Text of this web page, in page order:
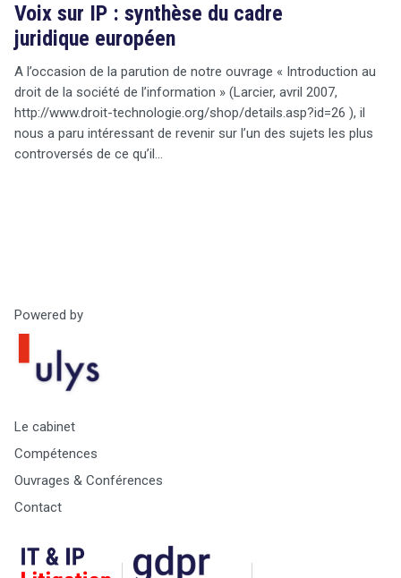
Voix sur IP : synthèse du cadre
juridique européen
A l’occasion de la parution de notre ouvrage « Introduction au
droit de la société de l’information » (Larcier, avril 2007,
http://www.droit-technologie.org/shop/details.asp?id=26 ), il
nous a paru intéressant de revenir sur l’un des sujets les plus
controversés de ce qu’il…
Powered by
Le cabinet
Compétences
Ouvrages & Conférences
Contact